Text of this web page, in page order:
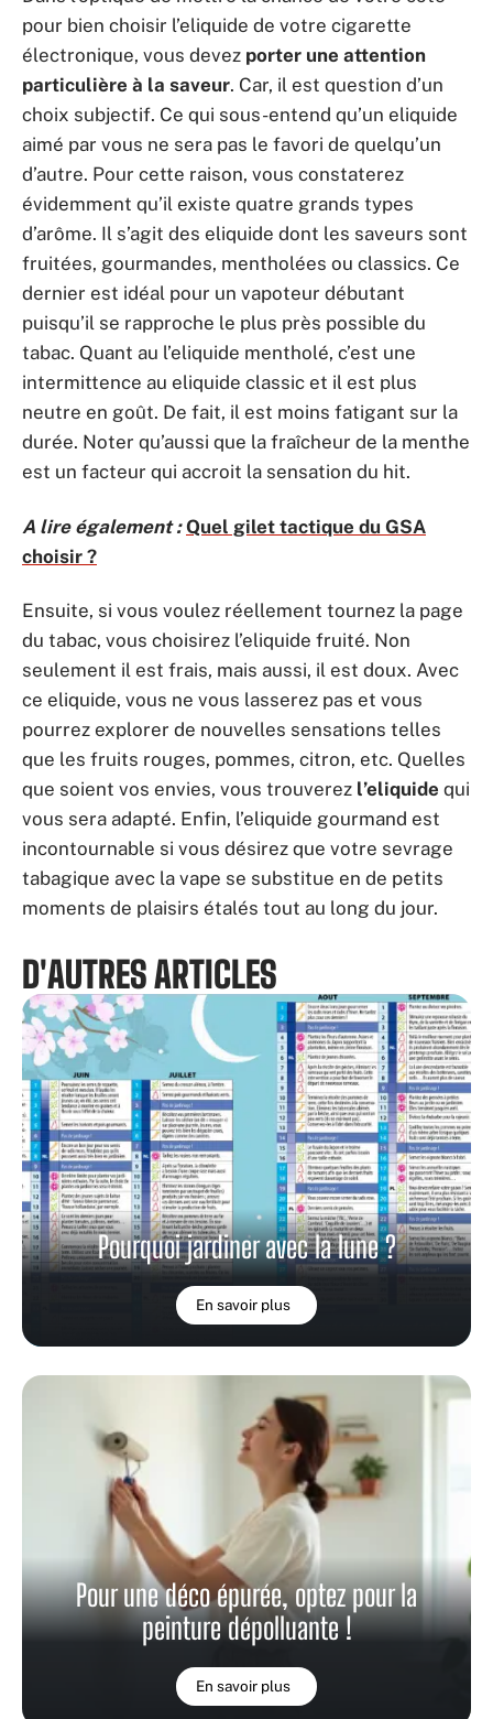
pour bien choisir l’eliquide de votre cigarette
électronique, vous devez porter une attention
particulière à la saveur. Car, il est question d’un
choix subjectif. Ce qui sous-entend qu’un eliquide
aimé par vous ne sera pas le favori de quelqu’un
d’autre. Pour cette raison, vous constaterez
évidemment qu’il existe quatre grands types
d’arôme. Il s’agit des eliquide dont les saveurs sont
fruitées, gourmandes, mentholées ou classics. Ce
dernier est idéal pour un vapoteur débutant
puisqu’il se rapproche le plus près possible du
tabac. Quant au l’eliquide mentholé, c’est une
intermittence au eliquide classic et il est plus
neutre en goût. De fait, il est moins fatigant sur la
durée. Noter qu’aussi que la fraîcheur de la menthe
est un facteur qui accroit la sensation du hit.
A lire également : Quel gilet tactique du GSA
choisir ?
Ensuite, si vous voulez réellement tournez la page
du tabac, vous choisirez l’eliquide fruité. Non
seulement il est frais, mais aussi, il est doux. Avec
ce eliquide, vous ne vous lasserez pas et vous
pourrez explorer de nouvelles sensations telles
que les fruits rouges, pommes, citron, etc. Quelles
que soient vos envies, vous trouverez l’eliquide qui
vous sera adapté. Enfin, l’eliquide gourmand est
incontournable si vous désirez que votre sevrage
tabagique avec la vape se substitue en de petits
moments de plaisirs étalés tout au long du jour.
D'AUTRES ARTICLES
Pourquoi jardiner avec la lune ?
En savoir plus
Pour une déco épurée, optez pour la
peinture dépolluante !
En savoir plus